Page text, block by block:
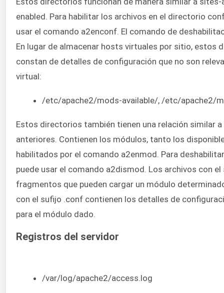
enabled. Para habilitar los archivos en el directorio
usar el comando a2enconf. El comando de
En lugar de almacenar hosts virtuales por sitio, estos
constan de detalles de configuración que no son
virtual:
/etc/apache2/mods-available/, /etc/apache2/
Estos directorios también tienen una relación similar
anteriores. Contienen los módulos, tanto los
habilitados por el comando a2enmod. Para
puede usar el comando a2dismod. Los archivos con
fragmentos que pueden cargar un módulo
con el sufijo .conf contienen los detalles de
para el módulo dado.
Registros del servidor
/var/log/apache2/access.log